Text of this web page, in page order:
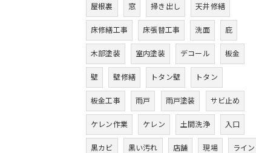
屋根裏 窓 掃き出し 天井修繕
床修繕工事 床張替工事 洗面 庇
木部塗装 室内塗装 デコール 板金
壁 壁修繕 トタン壁 トタン
板金工事 雨戸 雨戸塗装 サビ止め
ケレン作業 ケレン 土間洗浄 入口
黒カビ 黒い汚れ 店舗 現場 ライン